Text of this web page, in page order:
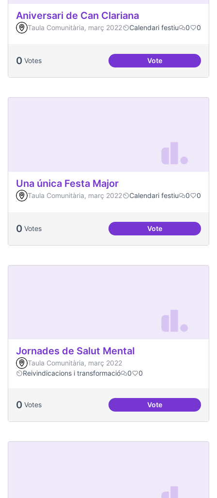
Aniversari de Can Clariana
Taula Comunitària, març 2022 Calendari festiu 0 0
0 Votes VoteAniversari de Can
Una única Festa Major
Taula Comunitària, març 2022 Calendari festiu 0 0
0 Votes VoteUna única Festa
Jornades de Salut Mental
Taula Comunitària, març 2022
Reivindicacions i transformació
0 0
0 Votes VoteJornades de Salut